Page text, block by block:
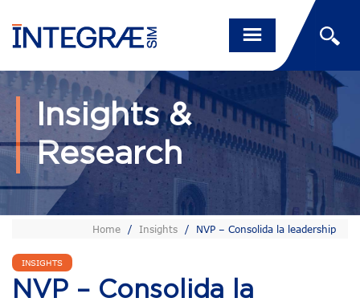
Insights &
Research
Home / Insights / NVP – Consolida la leadership
INSIGHTS
NVP – Consolida la